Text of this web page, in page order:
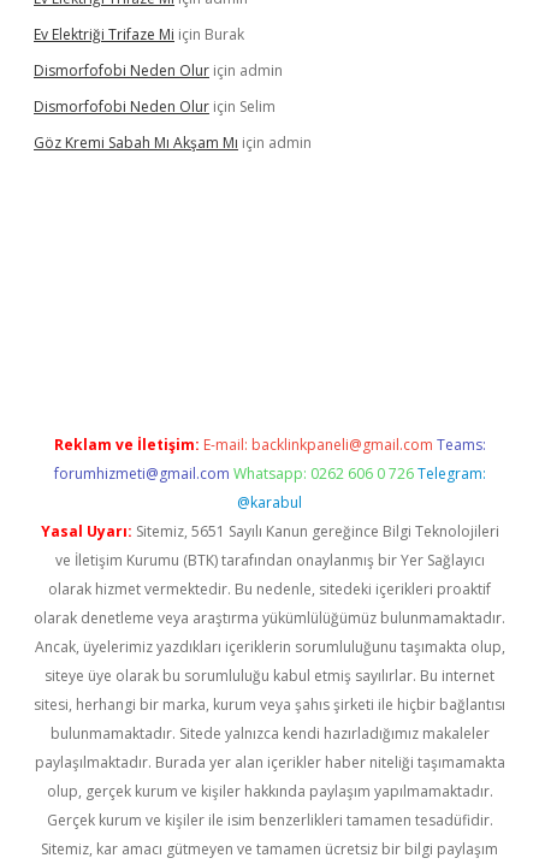
Ev Elektriği Trifaze Mi için Burak
Dismorfofobi Neden Olur için admin
Dismorfofobi Neden Olur için Selim
Göz Kremi Sabah Mı Akşam Mı için admin
Reklam ve İletişim: E-mail: backlinkpaneli@gmail.com Teams:
forumhizmeti@gmail.com Whatsapp: 0262 606 0 726 Telegram:
@karabul
Yasal Uyarı: Sitemiz, 5651 Sayılı Kanun gereğince Bilgi Teknolojileri
ve İletişim Kurumu (BTK) tarafından onaylanmış bir Yer Sağlayıcı
olarak hizmet vermektedir. Bu nedenle, sitedeki içerikleri proaktif
olarak denetleme veya araştırma yükümlülüğümüz bulunmamaktadır.
Ancak, üyelerimiz yazdıkları içeriklerin sorumluluğunu taşımakta olup,
siteye üye olarak bu sorumluluğu kabul etmiş sayılırlar. Bu internet
sitesi, herhangi bir marka, kurum veya şahıs şirketi ile hiçbir bağlantısı
bulunmamaktadır. Sitede yalnızca kendi hazırladığımız makaleler
paylaşılmaktadır. Burada yer alan içerikler haber niteliği taşımamakta
olup, gerçek kurum ve kişiler hakkında paylaşım yapılmamaktadır.
Gerçek kurum ve kişiler ile isim benzerlikleri tamamen tesadüfidir.
Sitemiz, kar amacı gütmeyen ve tamamen ücretsiz bir bilgi paylaşım